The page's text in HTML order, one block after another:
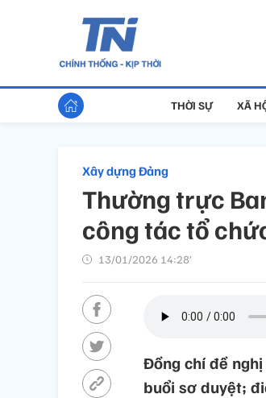
THỜI SỰ XÃ
Xây dựng Đảng
Thường trực
công tác tổ
13/01/2026 14:28’
Đồng chí đề
buổi sơ duyệt;